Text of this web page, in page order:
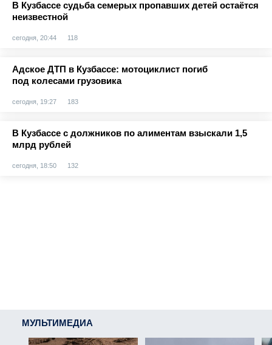
В Кузбассе судьба семерых пропавших детей остаётся
неизвестной
сегодня, 20:44 118
Адское ДТП в Кузбассе: мотоциклист погиб
под колесами грузовика
сегодня, 19:27 183
В Кузбассе с должников по алиментам взыскали 1,5
млрд рублей
сегодня, 18:50 132
МУЛЬТИМЕДИА